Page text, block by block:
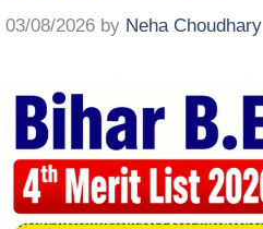
03/08/2026 by Neha Choudhary